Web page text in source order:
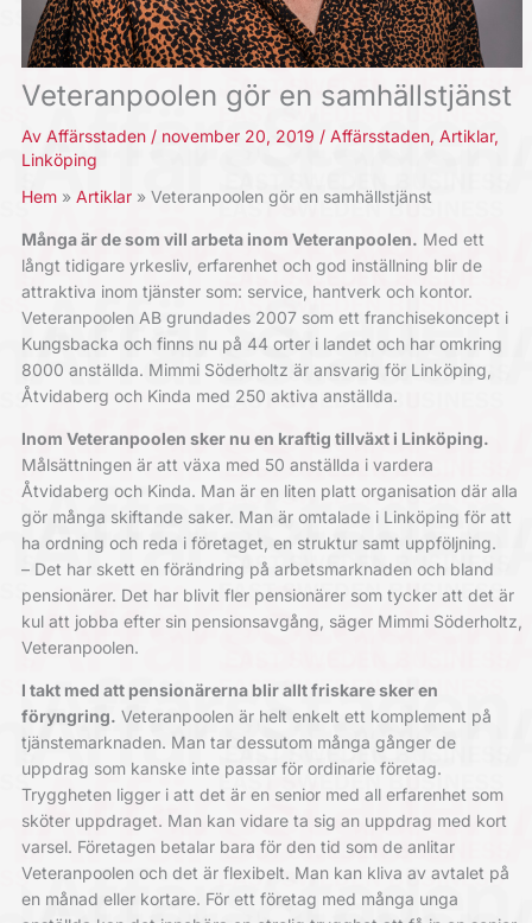
Veteranpoolen gör en samhällstjänst
Av Affärsstaden / november 20, 2019 / Affärsstaden, Artiklar,
Linköping
Hem
Artiklar Veteranpoolen gör en samhällstjänst
Många är de som vill arbeta inom Veteranpoolen. Med ett
långt tidigare yrkesliv, erfarenhet och god inställning blir de
attraktiva inom tjänster som: service, hantverk och kontor.
Veteranpoolen AB grundades 2007 som ett franchisekoncept i
Kungsbacka och finns nu på 44 orter i landet och har omkring
8000 anställda. Mimmi Söderholtz är ansvarig för Linköping,
Åtvidaberg och Kinda med 250 aktiva anställda.
Inom Veteranpoolen sker nu en kraftig tillväxt i Linköping.
Målsättningen är att växa med 50 anställda i vardera
Åtvidaberg och Kinda. Man är en liten platt organisation där alla
gör många skiftande saker. Man är omtalade i Linköping för att
ha ordning och reda i företaget, en struktur samt uppföljning.
– Det har skett en förändring på arbetsmarknaden och bland
pensionärer. Det har blivit fler pensionärer som tycker att det är
kul att jobba efter sin pensionsavgång, säger Mimmi Söderholtz,
Veteranpoolen.
I takt med att pensionärerna blir allt friskare sker en
föryngring. Veteranpoolen är helt enkelt ett komplement på
tjänstemarknaden. Man tar dessutom många gånger de
uppdrag som kanske inte passar för ordinarie företag.
Tryggheten ligger i att det är en senior med all erfarenhet som
sköter uppdraget. Man kan vidare ta sig an uppdrag med kort
varsel. Företagen betalar bara för den tid som de anlitar
Veteranpoolen och det är flexibelt. Man kan kliva av avtalet på
en månad eller kortare. För ett företag med många unga